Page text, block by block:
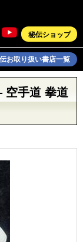
秘伝ショップ
お取り扱い書店一覧
手道 拳道